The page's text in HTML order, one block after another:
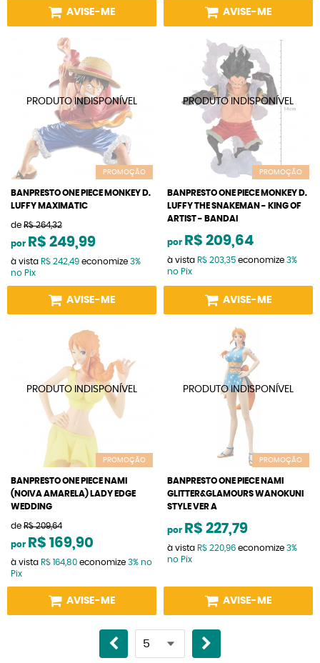
AVISE-ME AVISE-ME
PROMOÇÃO
BANPRESTO ONE PIECE MONKEY D.
LUFFY MAXIMATIC
de R$ 264,32
por R$ 249,99
à vista R$ 242,49 economize 3%
no Pix
AVISE-ME
PROMOÇÃO
BANPRESTO ONE PIECE MONKEY D.
LUFFY THE SNAKEMAN - KING OF
ARTIST - BANDAI
por R$ 209,64
à vista R$ 203,35 economize 3%
no Pix
AVISE-ME
PROMOÇÃO
BANPRESTO ONE PIECE NAMI
(NOIVA AMARELA) LADY EDGE
WEDDING
de R$ 209,64
por R$ 169,90
à vista R$ 164,80 economize 3% no
Pix
AVISE-ME
PROMOÇÃO
BANPRESTO ONE PIECE NAMI
GLITTER&GLAMOURS WANOKUNI
STYLE VER A
por R$ 227,79
à vista R$ 220,96 economize 3%
no Pix
AVISE-ME